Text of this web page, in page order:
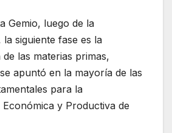
Gemio, luego de la
siguiente fase es la
las materias primas,
apuntó en la mayoría de las
para la
y Productiva de